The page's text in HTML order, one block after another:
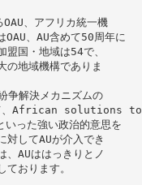
、アフリカ統一機
、AU含めて50周年に
国・地域は54で、
の地域機構でありま
争解決メカニズムの
して、African solutions to
った強い政治的意思を
対してAUが介入でき
、AUははっきりとノ
おります。